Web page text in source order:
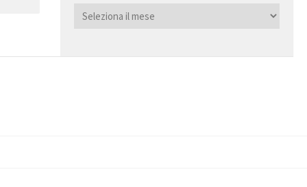
Archivi